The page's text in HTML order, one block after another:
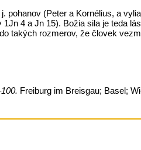
(Peter a Kornélius, a
4 a Jn 15). Božia sila je teda
takých rozmerov, že človek
Freiburg im Breisgau; Basel;